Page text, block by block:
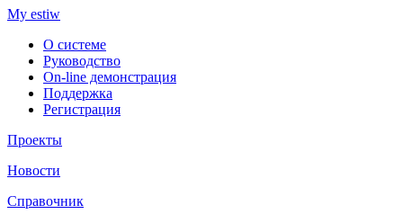
My estiw
О системе
Руководство
On-line демонстрация
Поддержка
Регистрация
Проекты
Новости
Справочник